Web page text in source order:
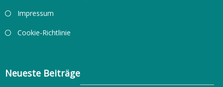
Impressum
Cookie-Richtlinie
Neueste Beiträge